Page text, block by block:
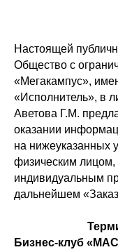
Настоящей
Общество с
«Мегакампус»,
«Исполнитель», в
Аветова Г.М.
оказании
на нижеуказанных
физическим
индивидуальным
дальнейшем
Бизнес-клуб